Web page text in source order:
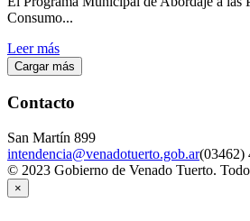
Consumo...
Leer más
Cargar más
Contacto
San Martín 899
intendencia@venadotuerto.gob.ar(03462)
© 2023 Gobierno de Venado Tuerto.
×